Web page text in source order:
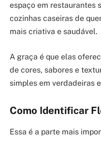
espaço em restaurantes
cozinhas caseiras de
mais criativa e saudável.
A graça é que elas
de cores, sabores e
simples em verdadeiras
Como Identificar
Essa é a parte mais